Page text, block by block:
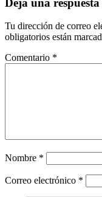
Tu dirección de correo
obligatorios están
Comentario *
Nombre *
Correo electrónico *